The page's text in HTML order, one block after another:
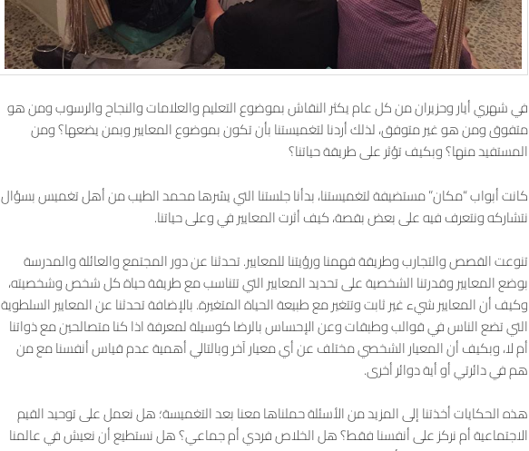
في شهري أيار وحزيران من كل عام يكثر النقاش بموضوع التعليم والعلامات والنجاح والرسوب ومن هو
متفوق ومن هو غير متوفق، لذلك أردنا لتغميستنا بأن تكون بموضوع المعايير وبمن يضعها؟ ومن
المستفيد منها؟ وبكيف تؤثر على طريقة حياتنا؟
كانت أبواب “مكان” مستضيفة لتغميستنا، بدأنا جلستنا التي يسّرها محمد الطيب من أهل تغميس بسؤال
نتشاركه ونتعرف فيه على بعض بقصة، كيف أثرت المعايير في وعلى حياتنا.
تنوعت القصص والتجارب وطريقة فهمنا ورؤيتنا للمعايير. تحدثنا عن دور المجتمع والعائلة والمدرسة
بوضع المعايير وقدرتنا الشخصية على تحديد المعايير التي تتناسب مع طريقة حياة كل شخص وشخصيته،
وكيف أن المعايير شيء غير ثابت وتتغير مع طبيعة الحياة المتغيرة. بالإضافة تحدثنا عن المعايير السلطوية
التي تضع الناس في قوالب وطبقات وعن الإحساس بالرضا كوسيلة لمعرفة اذا كنا متصالحين مع ذواتنا
أم لا، وبكيف أن المعيار الشخصي مختلف عن أي معيار آخر وبالتالي أهمية عدم قياس أنفسنا مع من
هم في دائرتي أو أية دوائر أخرى.
هذه الحكايات أخذتنا إلى المزيد من الأسئلة حملناها معنا بعد التغميسة؛ هل نعمل على توحيد القيم
الاجتماعية أم نركز على أنفسنا فقط؟ هل الخلاص فردي أم جماعي؟ هل نستطيع أن نعيش في عالمنا